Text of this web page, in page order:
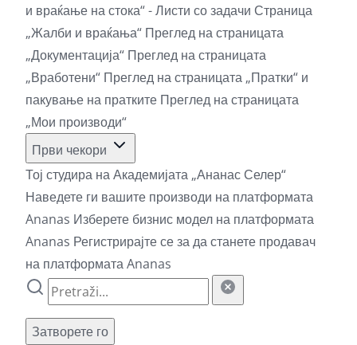
и враќање на стока“ - Листи со задачи Страница
„Жалби и враќања“ Преглед на страницата
„Документација“ Преглед на страницата
„Вработени“ Преглед на страницата „Пратки“ и
пакување на пратките Преглед на страницата
„Мои производи“
Први чекори
Тој студира на Академијата „Ананас Селер“
Наведете ги вашите производи на платформата
Ananas Изберете бизнис модел на платформата
Ananas Регистрирајте се за да станете продавач
на платформата Ananas
Затворете го